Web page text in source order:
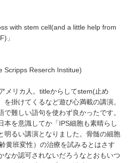
with stem cell(and a little help from
」
Scripps Reserch Institue)
メリカ人。titleからしてstem(止め
掛けてくるなど遊び心満載の講演。
難しい語句を使わず良かったです。
本を意識してか「IPS細胞も素晴らし
明るい講演となりました。骨髄の細胞
黄班変性）の治療を試みるとはさす
なか認可されないだろうなとおもいつ